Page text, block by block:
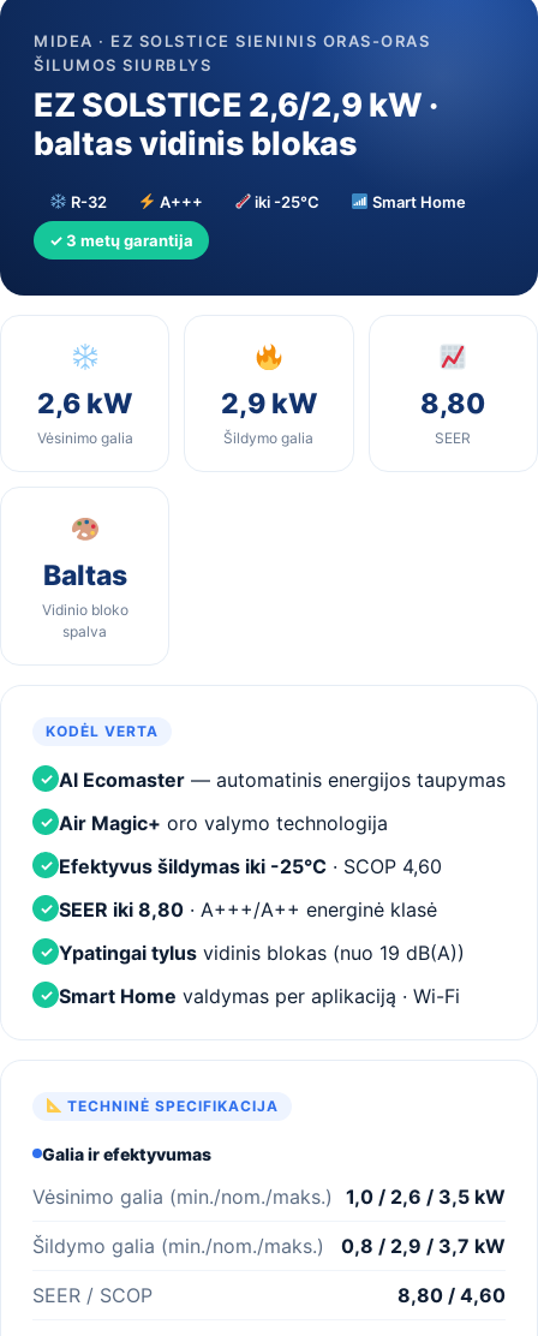
MIDEA · EZ SOLSTICE SIENINIS ORAS-ORAS
ŠILUMOS SIURBLYS
EZ SOLSTICE 2,6/2,9 kW ·
baltas vidinis blokas
R-32 A+++ iki -25°C
Smart Home
✓ 3 metų garantija
2,6 kW
Vėsinimo galia
2,9 kW
Šildymo galia
8,80
SEER
Baltas
Vidinio bloko
spalva
KODĖL VERTA
✓ Al Ecomaster — automatinis energijos taupymas
✓ Air Magic+ oro valymo technologija
✓ Efektyvus šildymas iki -25°C · SCOP 4,60
✓ SEER iki 8,80 · A+++/A++ energinė klasė
✓ Ypatingai tylus vidinis blokas (nuo 19 dB(A))
✓ Smart Home valdymas per aplikaciją · Wi-Fi
TECHNINĖ SPECIFIKACIJA
Galia ir efektyvumas
Vėsinimo galia (min./nom./maks.) 1,0 / 2,6 / 3,5 kW
Šildymo galia (min./nom./maks.) 0,8 / 2,9 / 3,7 kW
SEER / SCOP 8,80 / 4,60